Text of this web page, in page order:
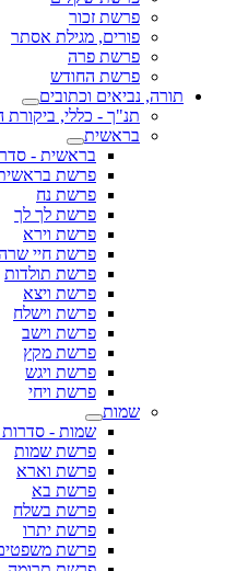
פרשת זכור
פורים, מגילת אסתר
פרשת פרה
פרשת החודש
תורה, נביאים וכתובים
תנ"ך - כללי,
בראשית
בראשית -
פרשת
פרשת נח
פרשת לך לך
פרשת וירא
פרשת חיי
פרשת תולדות
פרשת ויצא
פרשת וישלח
פרשת וישב
פרשת מקץ
פרשת ויגש
פרשת ויחי
שמות
שמות - סדרות
פרשת שמות
פרשת וארא
פרשת בא
פרשת בשלח
פרשת יתרו
פרשת